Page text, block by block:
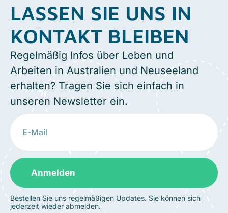
LASSEN SIE UNS IN
KONTAKT BLEIBEN
Regelmäßig Infos über Leben und
Arbeiten in Australien und Neuseeland
erhalten? Tragen Sie sich einfach in
unseren Newsletter ein.
Anmelden
Bestellen Sie uns regelmäßigen Updates. Sie können sich
jederzeit wieder abmelden.